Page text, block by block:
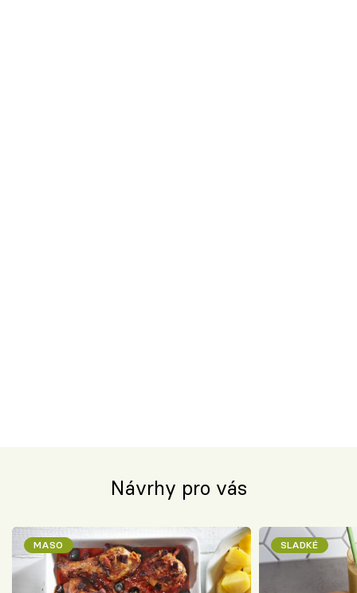
Návrhy pro vás
MASO SLADKÉ